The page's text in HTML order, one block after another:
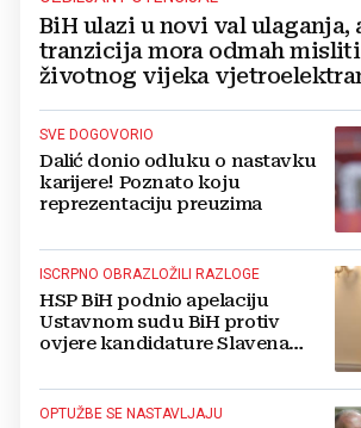
BiH ulazi u novi val ulaganja,
tranzicija mora odmah
životnog vijeka
SVE DOGOVORIO
Dalić donio odluku o nastavku
karijere! Poznato koju
reprezentaciju preuzima
ISCRPNO OBRAZLOŽILI RAZLOGE
HSP BiH podnio apelaciju
Ustavnom sudu BiH protiv
ovjere kandidature Slavena
OPTUŽBE SE NASTAVLJAJU